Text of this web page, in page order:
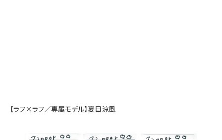
【ラフ×ラフ／専属モデル】夏目涼風